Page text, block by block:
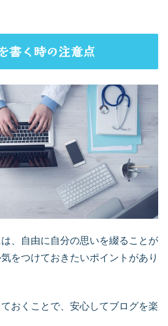
書く時の注意点
、自由に自分の思いを綴ることが
をつけておきたいポイントがあり
おくことで、安心してブログを楽